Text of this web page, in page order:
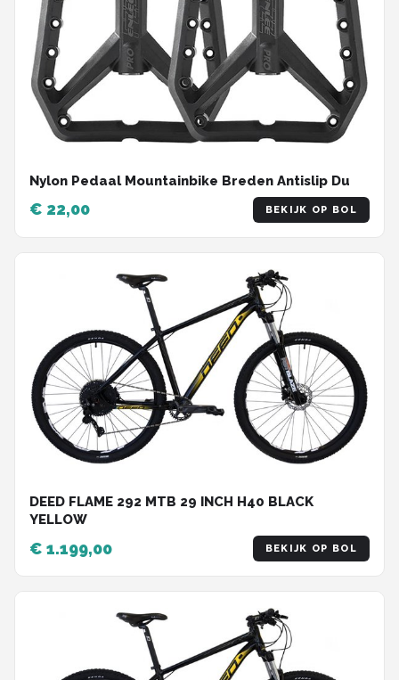
Nylon Pedaal Mountainbike Breden Antislip Du
€ 22,00 BEKIJK OP BOL
DEED FLAME 292 MTB 29 INCH H40 BLACK
YELLOW
€ 1.199,00 BEKIJK OP BOL